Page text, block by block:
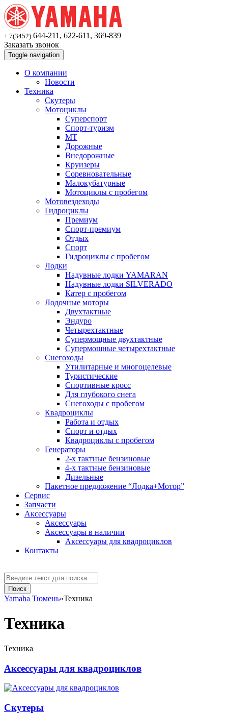
+ 7(3452) 644-211, 622-611, 369-839
Заказать звонок
Toggle navigation
О компании
Новости
Техника
Скутеры
Мотоциклы
Суперспoрт
Спорт-туризм
MT
Дорожные
Внедорожные
Круизеры
Соревновательные
Малокубатурные
Мотоциклы с пробегом
Мотовездеходы
Гидроциклы
Премиум
Спорт-премиум
Отдых
Спорт
Гидроциклы с пробегом
Лодки
Надувные лодки YAMARAN
Надувные лодки SILVERADO
Катер с пробегом
Лодочные моторы
Двухтактные
Эндуро
Четырехтактные
Супермощные двухтактные
Супермощные четырехтактные
Снегоходы
Утилитарные и многоцелевые
Туристические
Спортивные кросс
Для глубокого снега
Снегоходы с пробегом
Квадроциклы
Работа и отдых
Спорт и отдых
Квадроциклы с пробегом
Генераторы
2-х тактные бензиновые
4-х тактные бензиновые
Дизельные
Пакетное предложение “Лодка+Мотор”
Сервис
Запчасти
Аксессуaры
Аксессуары
Аксессуары в наличии
Аксессуары для квадроциклов
Контакты
Yamaha Тюмень»Техника
Техника
Техника
Аксессуары для квадроциклов
Скутеры